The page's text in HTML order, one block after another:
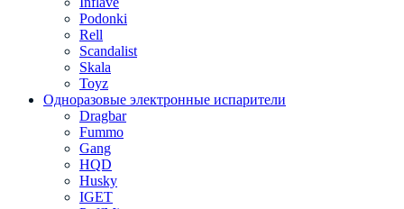
Podonki
Rell
Scandalist
Skala
Toyz
Одноразовые электронные испарители
Dragbar
Fummo
Gang
HQD
Husky
IGET